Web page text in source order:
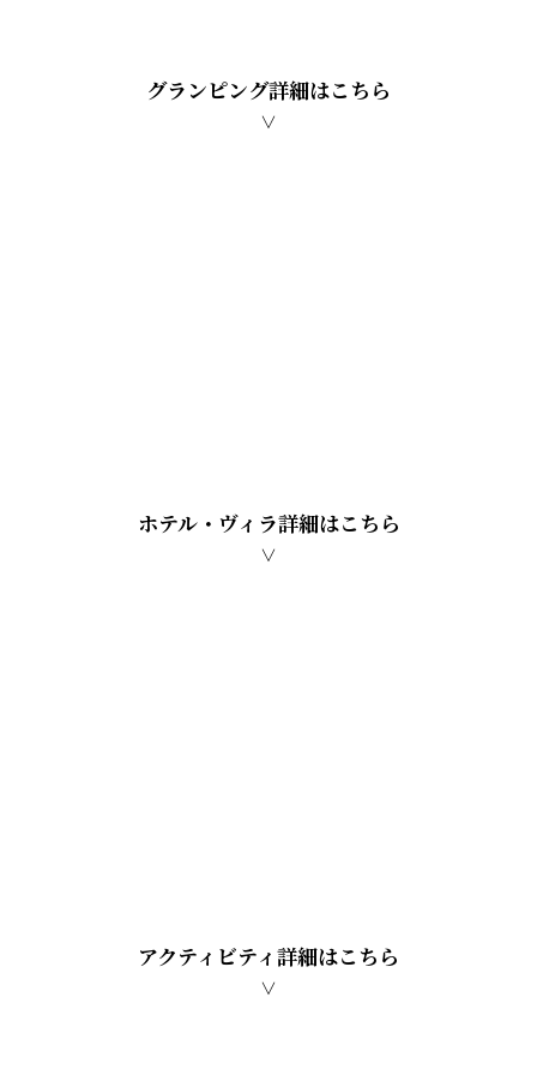
グランピング詳細はこちら
∨
ホテル・ヴィラ詳細はこちら
∨
アクティビティ詳細はこちら
∨